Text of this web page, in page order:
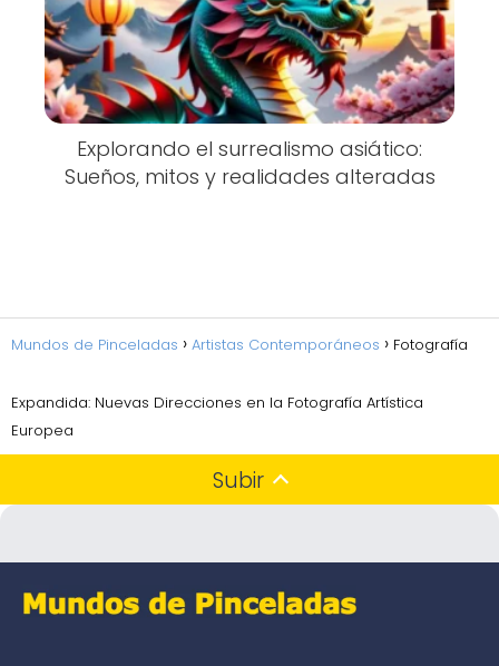
Explorando el surrealismo asiático:
Sueños, mitos y realidades alteradas
Mundos de Pinceladas Artistas Contemporáneos Fotografía
Expandida: Nuevas Direcciones en la Fotografía Artística
Europea
Subir